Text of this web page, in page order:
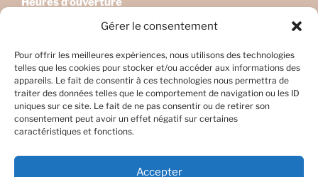
Gérer le consentement
Pour offrir les meilleures expériences, nous utilisons des technologies
telles que les cookies pour stocker et/ou accéder aux informations des
appareils. Le fait de consentir à ces technologies nous permettra de
traiter des données telles que le comportement de navigation ou les ID
uniques sur ce site. Le fait de ne pas consentir ou de retirer son
consentement peut avoir un effet négatif sur certaines
caractéristiques et fonctions.
Accepter
Lundi: 08:45–22:00
Mercredi: Fermé
Jeudi: 08:45-17h45
Vendredi: 08:45-17h45
Samedi: Fermé
Dimanche: Fermé